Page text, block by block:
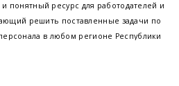
понятный ресурс для работодателей и
решить поставленные задачи по
в любом регионе Республики